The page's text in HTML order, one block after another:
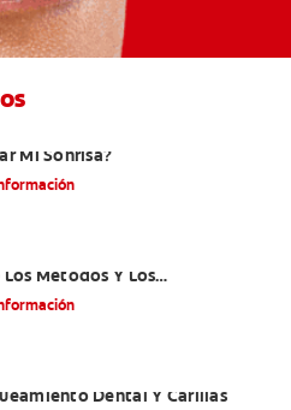
Mi Sonrisa?
Métodos Y Los
Del Adhesivo Dental
Dental Y Carillas